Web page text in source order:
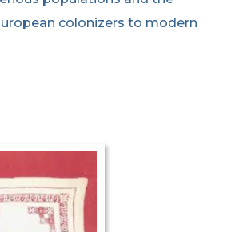
colonizers to modern